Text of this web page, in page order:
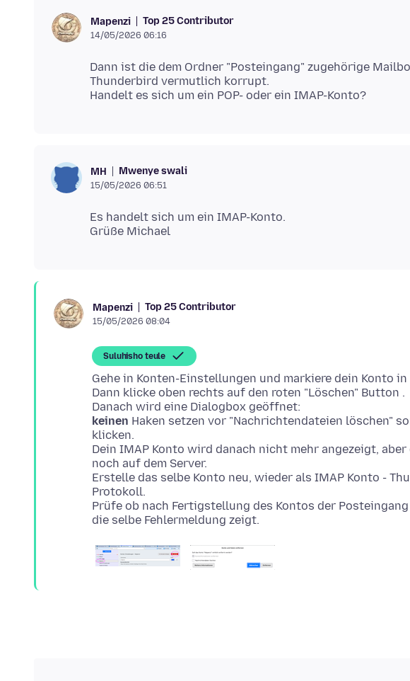
Mapenzi Top 25 Contributor
14/05/2026 06:16
Dann ist die dem Ordner "Posteingang" zugehörige
Thunderbird vermutlich korrupt.
MH Mwenye swali
15/05/2026 06:51
Es handelt sich um ein IMAP-Konto.
Mapenzi Top 25 Contributor
15/05/2026 08:04
Suluhisho teule
Gehe in Konten-Einstellungen und markiere dein Konto
Dann klicke oben rechts auf den roten "Löschen" Button .
keinen Haken setzen vor "Nachrichtendateien löschen"
klicken.
Dein IMAP Konto wird danach nicht mehr angezeigt,
noch auf dem Server.
Erstelle das selbe Konto neu, wieder als IMAP Konto -
Protokoll.
Prüfe ob nach Fertigstellung des Kontos der